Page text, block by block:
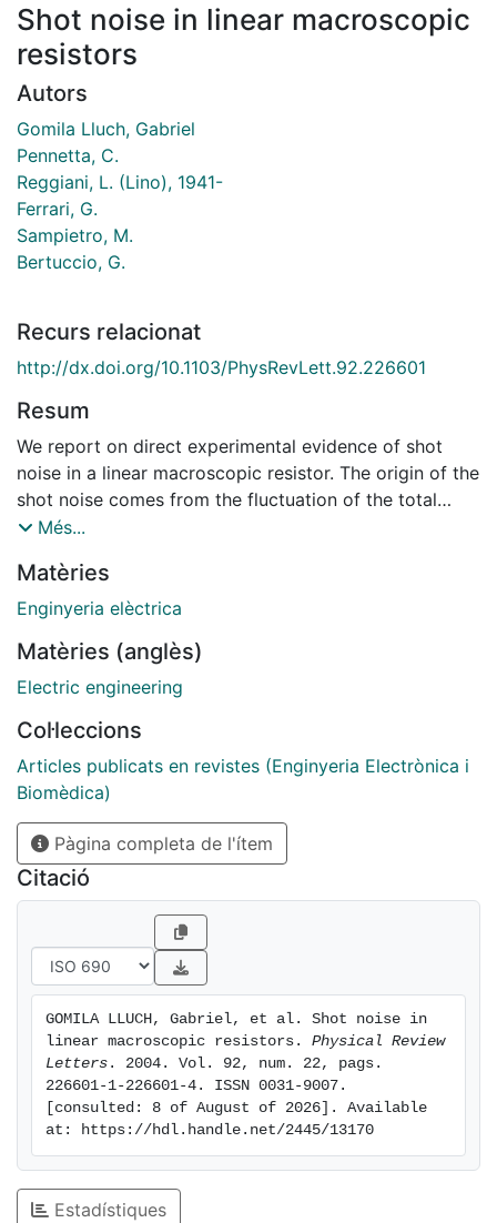
Shot noise in linear macroscopic
resistors
Autors
Gomila Lluch, Gabriel
Pennetta, C.
Reggiani, L. (Lino), 1941-
Ferrari, G.
Sampietro, M.
Bertuccio, G.
Recurs relacionat
http://dx.doi.org/10.1103/PhysRevLett.92.226601
Resum
We report on direct experimental evidence of shot
noise in a linear macroscopic resistor. The origin of the
shot noise comes from the fluctuation of the total
number of charge carriers inside the resistor
condition that the dielectric relaxation time becomes
longer than the dynamic transit time. The present
absence of inelastic scattering are necessary to
observe shot noise in electronic devices.
Més...
Matèries
Enginyeria elèctrica
Matèries (anglès)
Electric engineering
Col·leccions
Articles publicats en revistes (Enginyeria Electrònica i
Biomèdica)
Pàgina completa de l'ítem
Citació
GOMILA LLUCH, Gabriel, et al. Shot noise in
linear macroscopic resistors. Physical Review
Letters . 2004. Vol. 92, num. 22, pags.
226601-1-226601-4. ISSN 0031-9007.
[consulted: 8 of August of 2026]. Available
at: https://hdl.handle.net/2445/13170
Estadístiques